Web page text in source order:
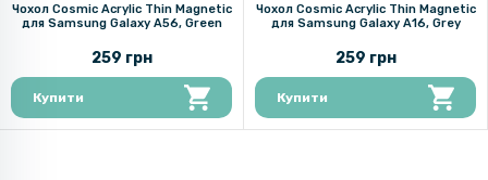
Чохол Cosmic Acrylic Thin Magnetic
для Samsung Galaxy A56, Green
259 грн
Купити
Чохол Cosmic Acrylic Thin Magnetic
для Samsung Galaxy A16, Grey
259 грн
Купити